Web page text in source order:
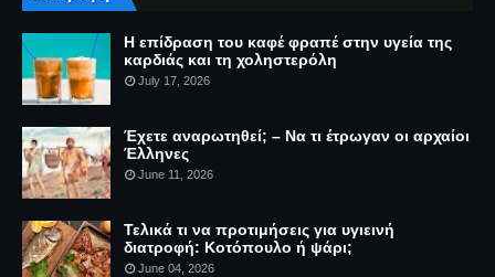
Η επίδραση του καφέ φραπέ στην υγεία της
καρδιάς και τη χοληστερόλη
July 17, 2026
Έχετε αναρωτηθεί; – Να τι έτρωγαν οι αρχαίοι
Έλληνες
June 11, 2026
Τελικά τι να προτιμήσεις για υγιεινή
διατροφή: Κοτόπουλο ή ψάρι;
June 04, 2026